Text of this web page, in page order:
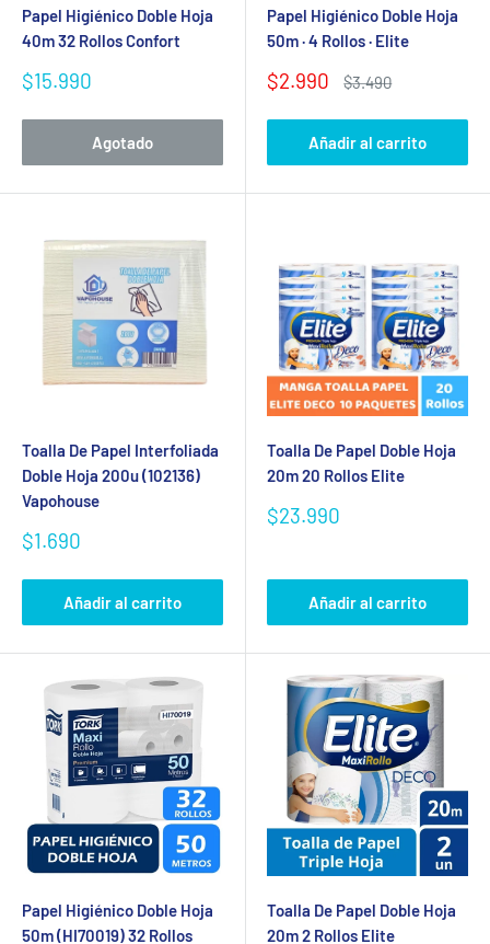
Papel Higiénico Doble Hoja
40m 32 Rollos Confort
Precio
venta
$15.990
Agotado
Papel Higiénico Doble Hoja
50m · 4 Rollos · Elite
Precio
venta
$2.990
Precio
$3.490
Añadir al carrito
Toalla De Papel Interfoliada
Doble Hoja 200u (102136)
Vapohouse
Precio
venta
$1.690
Añadir al carrito
Toalla De Papel Doble Hoja
20m 20 Rollos Elite
Precio
$23.990
Añadir al carrito
Papel Higiénico Doble Hoja
50m (HI70019) 32 Rollos
Toalla De Papel Doble Hoja
20m 2 Rollos Elite